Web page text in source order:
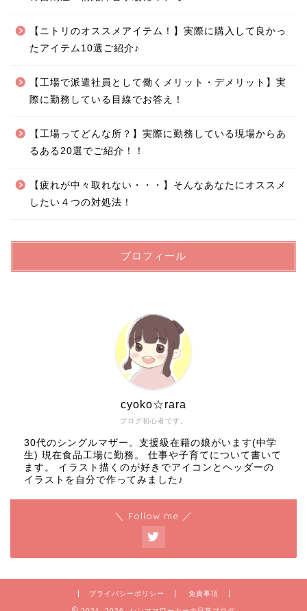
【ニトリのオススメアイテム！】実際に購入して良かっ
たアイテム10選ご紹介♪
【工場で派遣社員として働くメリット・デメリット】実
際に勤務している目線でお答え！
【工場ってどんな所？】実際に勤務している現場からあ
るある20選でご紹介！！
【疲れが中々取れない・・・】そんなあなたにオススメ
したい４つの対処法！
プロフィール
ブログ初心者です。
cyoko☆rara
30代のシングルマザー。支援級在籍の娘がいます(中学
生) 現在食品工場に勤務。 仕事や子育てについて書いて
ます。 イラスト描くのが好きでアイコンとヘッダーの
イラストを自分で作ってみました♪
＼ Follow me ／
プライバシーポリシー 免責事項